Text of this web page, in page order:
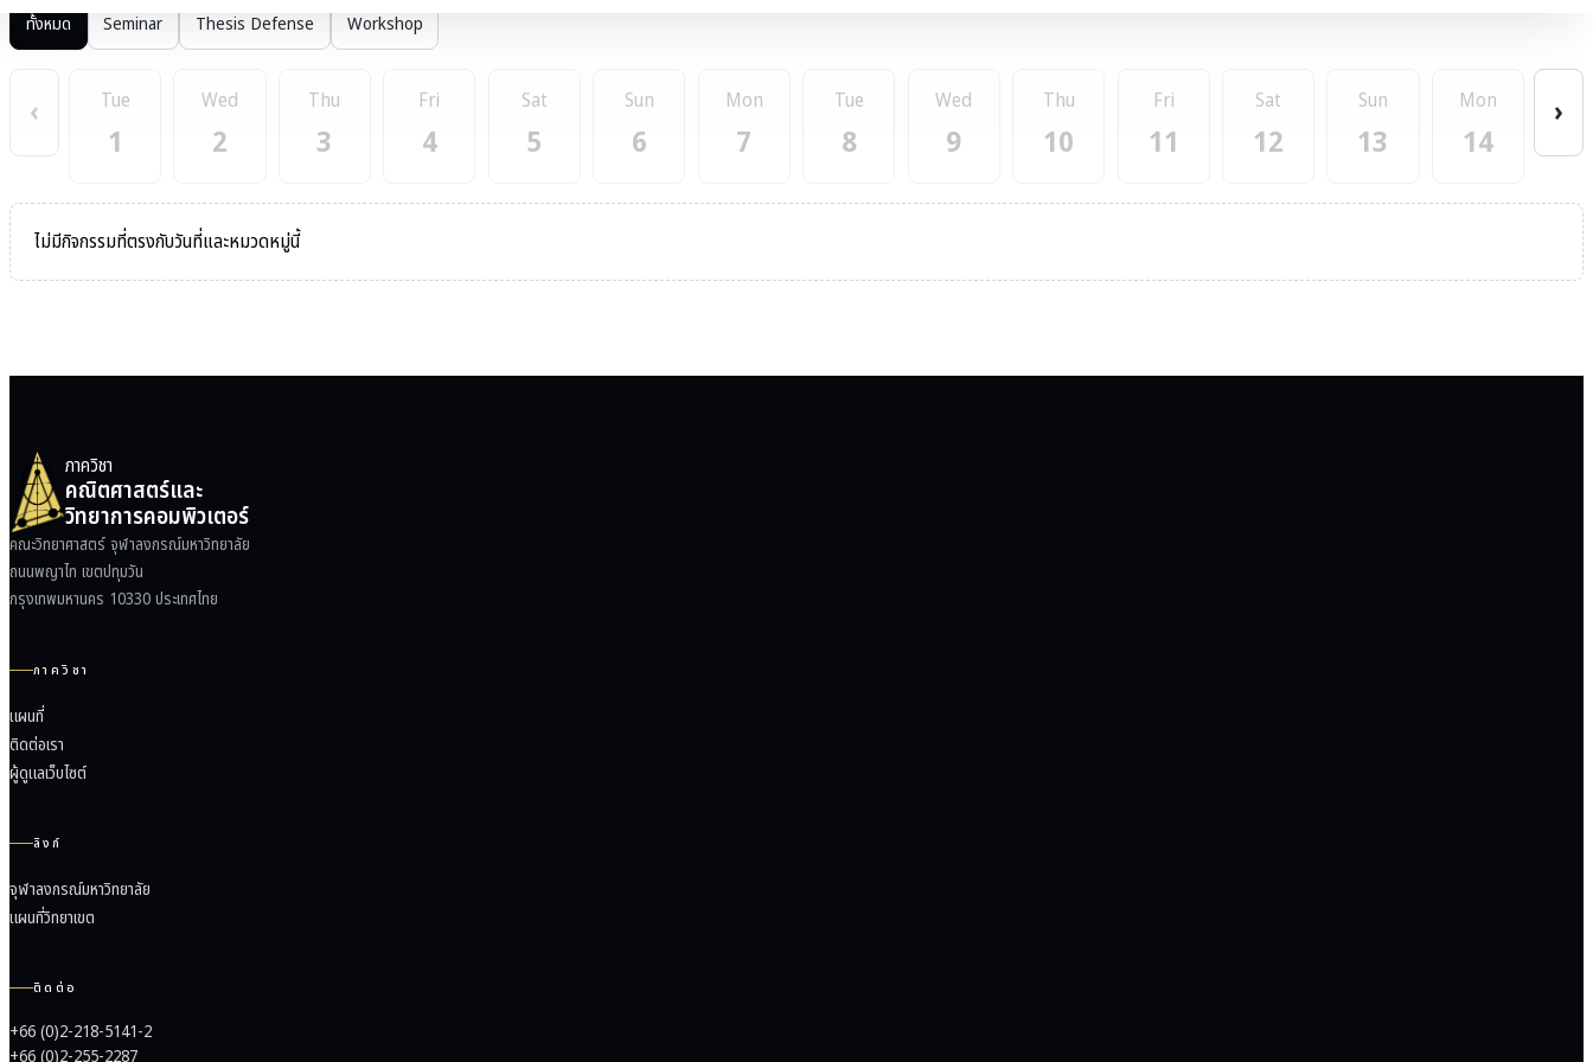
ทั้งหมด Seminar Thesis Defense Workshop
‹ Tue
1
Wed
2
Thu
3
Fri
4
Sat
5
Sun
6
Mon
7
Tue
8
Wed
9
Thu
10
Fri
11
Sat
12
Sun
13
Mon
14
›
ไม่มีกิจกรรมที่ตรงกับวันที่และหมวดหมู่นี้
ภาควิชา
คณิตศาสตร์และ
วิทยาการคอมพิวเตอร์
คณะวิทยาศาสตร์ จุฬาลงกรณ์มหาวิทยาลัย
ถนนพญาไท เขตปทุมวัน
กรุงเทพมหานคร 10330 ประเทศไทย
ภาควิชา
แผนที่
ติดต่อเรา
ผู้ดูแลเว็บไซต์
ลิงก์
จุฬาลงกรณ์มหาวิทยาลัย
แผนที่วิทยาเขต
ติดต่อ
+66 (0)2-218-5141-2
+66 (0)2-255-2287